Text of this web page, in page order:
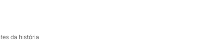
da história